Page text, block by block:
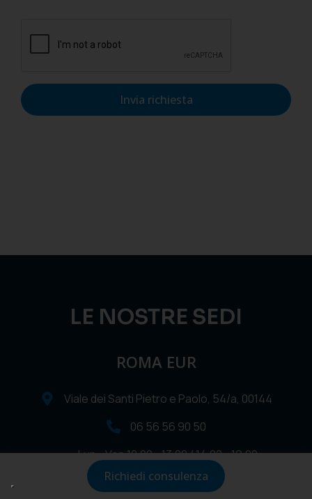
Invia richiesta
LE NOSTRE SEDI
ROMA EUR
Viale dei Santi Pietro e Paolo, 54/a, 00144
06 56 56 90 50
Lun - Ven 10.00 - 13.00 / 14.00 - 19.00
Sabato 10.00 - 18-00
Richiedi consulenza